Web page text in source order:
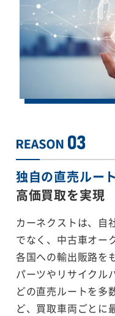
独自の直売ルート
高価買取を実現
カーネクストは、自
でなく、中古車オー
各国への輸出販路を
パーツやリサイクル
どの直売ルートを多
ど、買取車両ごとに